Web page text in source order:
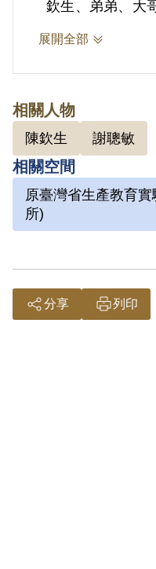
欽生、弟弟、大
保市，1967年
成功大學化工系
臺南市美國新聞
為主謀，後因美
扛起後，警總
於景美看守所
1983年出獄後
證，求職困難，
直至1986、
展開全部
相關人物
陳欽生 謝聰敏
相關空間
原臺灣省生產教育
所)
分享 列印